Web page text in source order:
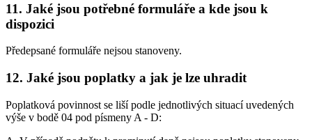
11. Jaké jsou potřebné formuláře a kde jsou k
dispozici
Předepsané formuláře nejsou stanoveny.
12. Jaké jsou poplatky a jak je lze uhradit
Poplatková povinnost se liší podle jednotlivých situací uvedených
výše v bodě 04 pod písmeny A - D: